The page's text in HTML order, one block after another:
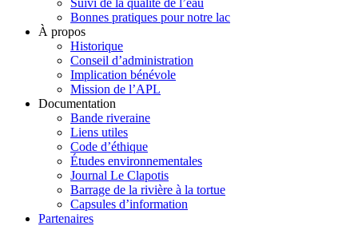
Bonnes pratiques pour notre lac
À propos
Historique
Conseil d’administration
Implication bénévole
Mission de l’APL
Documentation
Bande riveraine
Liens utiles
Code d’éthique
Études environnementales
Journal Le Clapotis
Barrage de la rivière à la tortue
Capsules d’information
Partenaires